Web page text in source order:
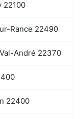
22100
Rance 22490
André 22370
22400